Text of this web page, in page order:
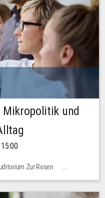
und
Zur Rosen